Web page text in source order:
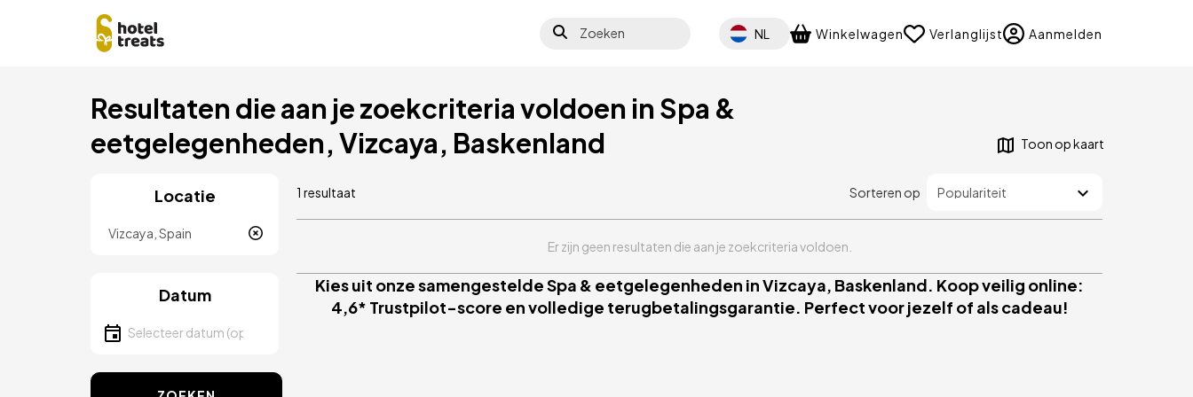
Zoeken Select your language
NL Winkelwagen Verlanglijst Aanmelden
Resultaten die aan je zoekcriteria voldoen in Spa &
eetgelegenheden, Vizcaya, Baskenland
Toon op kaart
Locatie
Datum
Selecteer een datum
Sorteren op
1 resultaat
Er zijn geen resultaten die aan je zoekcriteria voldoen.
Kies uit onze samengestelde Spa & eetgelegenheden in Vizcaya, Baskenland. Koop veilig online:
4,6* Trustpilot-score en volledige terugbetalingsgarantie. Perfect voor jezelf of als cadeau!